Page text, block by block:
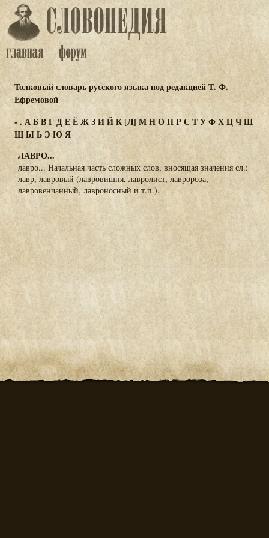
Толковый словарь русского языка под редакцией Т. Ф.
Ефремовой
- . АБВГДЕЁЖЗИЙК [Л] МНОПРС ТУФХЦЧШ
ЩЫЬЭ ЮЯ
ЛАВРО...
лавро... Начальная часть сложных слов, вносящая значения сл.:
лавр, лавровый (лавровишня, лавролист, лавророза,
лавровенчанный, лавроносный и т.п.).